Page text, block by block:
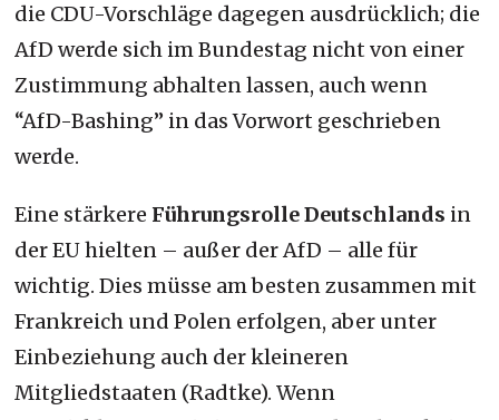
die CDU-Vorschläge dagegen ausdrücklich; die
AfD werde sich im Bundestag nicht von einer
Zustimmung abhalten lassen, auch wenn
“AfD-Bashing” in das Vorwort geschrieben
werde.
Eine stärkere Führungsrolle Deutschlands in
der EU hielten – außer der AfD – alle für
wichtig. Dies müsse am besten zusammen mit
Frankreich und Polen erfolgen, aber unter
Einbeziehung auch der kleineren
Mitgliedstaaten (Radtke). Wenn